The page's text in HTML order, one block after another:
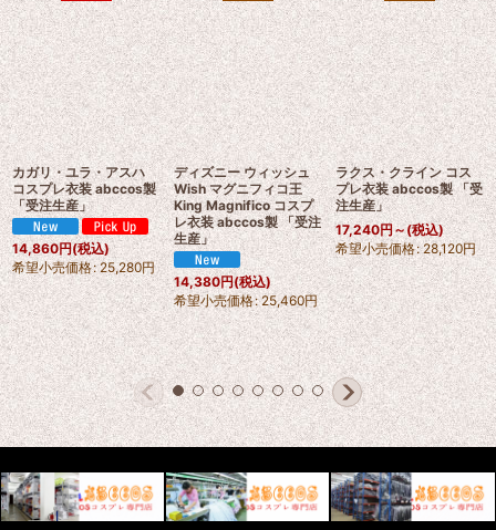
カガリ・ユラ・アスハ
コスプレ衣装 abccos製
「受注生産」
14,860円(税込)
希望小売価格: 25,280円
ディズニー ウィッシュ
Wish マグニフィコ王
King Magnifico コスプ
レ衣装 abccos製 「受注
生産」
14,380円(税込)
希望小売価格: 25,460円
ラクス・クライン コス
プレ衣装 abccos製 「受
注生産」
17,240円～ (税込)
希望小売価格: 28,120円